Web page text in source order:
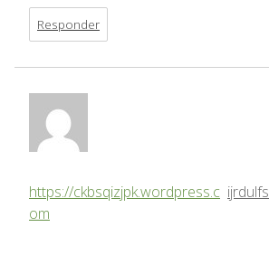
Responder
ijrdulfs
https://ckbsqizjpk.wordpress.c
om